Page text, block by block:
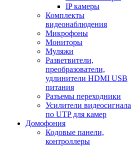
IP камеры
Комплекты
видеонаблюдения
Микрофоны
Мониторы
Муляжи
Разветвители,
преобразователи,
удлинители HDMI USB
питания
Разъемы переходники
Усилители видеосигнала
по UTP для камер
Домофония
Кодовые панели,
контроллеры